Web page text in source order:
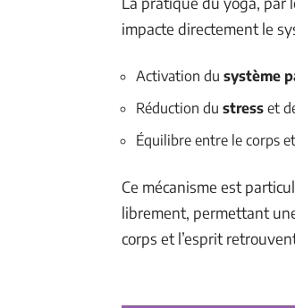
impacte directement le
Activation du système
Réduction du stress et
Équilibre entre le corps
Ce mécanisme est
librement, permettant
corps et l’esprit